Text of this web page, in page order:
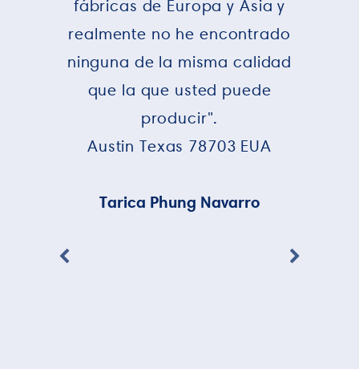
fábricas de Europa y Asia y
realmente no he encontrado
ninguna de la misma calidad
que la que usted puede
producir".
Austin Texas 78703 EUA
Tarica Phung Navarro